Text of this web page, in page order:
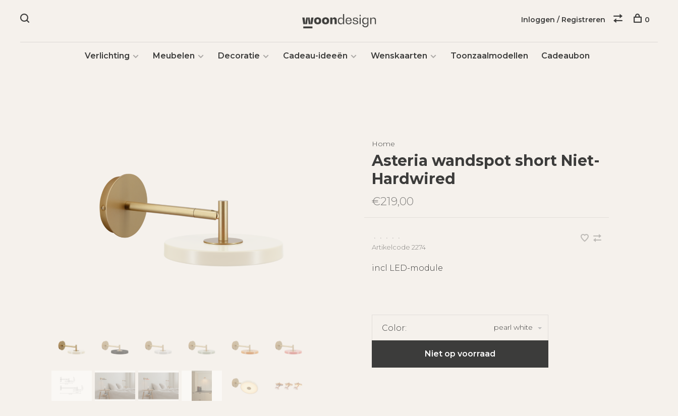
Verlichting Meubelen Decoratie Cadeau-ideeën Wenskaarten Toonzaalmodellen Cadeaubon
Inloggen / Registreren 0
Home
Asteria wandspot short Niet-
Hardwired
€219,00
• • • •
•
Artikelcode 2274
incl LED-module
Color: pearl white
Niet op voorraad